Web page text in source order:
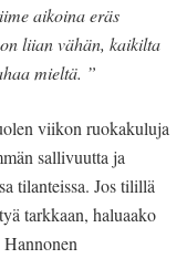
aikoina eräs
liian vähän, kaikilta
mieltä. ”
viikon ruokakuluja
sallivuutta ja
tilanteissa. Jos tilillä
tarkkaan, haluaako